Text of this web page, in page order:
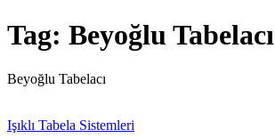
Tag: Beyoğlu Tabelacı
Beyoğlu Tabelacı
Işıklı Tabela Sistemleri